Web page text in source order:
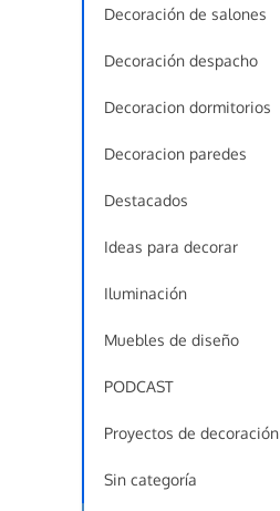
Decoración de salones
Decoración despacho
Decoracion dormitorios
Decoracion paredes
Destacados
Ideas para decorar
Iluminación
Muebles de diseño
PODCAST
Proyectos de decoración
Sin categoría